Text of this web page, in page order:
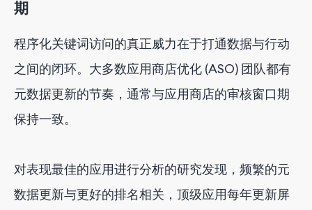
期
程序化关键词访问的真正威力在于打通数据与行动
之间的闭环。大多数应用商店优化 (ASO) 团队都有
元数据更新的节奏，通常与应用商店的审核窗口期
保持一致。
对表现最佳的应用进行分析的研究发现，频繁的元
数据更新与更好的排名相关，顶级应用每年更新屏